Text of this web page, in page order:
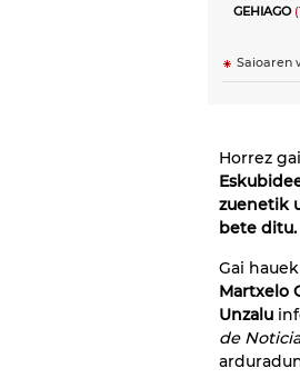
GEHIAGO
Saioaren
Horrez
zuenetik
bete ditu.
Gai
Martxelo
Unzalu
de